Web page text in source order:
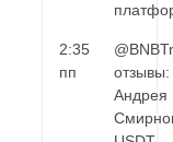
2:35
пп
Андрея